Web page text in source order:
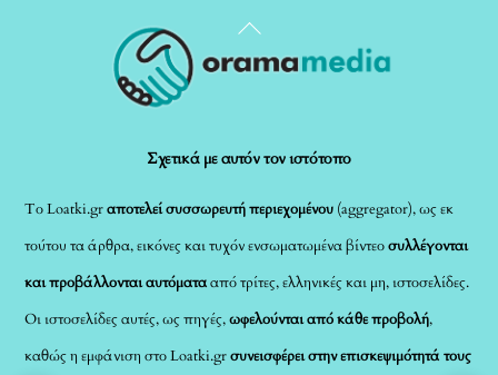
Back
To
Σχετικά με αυτόν τον ιστότοπο
Το Loatki.grαποτελεί συσσωρευτή περιεχομένου (aggregator), ως εκ
τούτου τα άρθρα, εικόνες και τυχόν ενσωματωμένα βίντεοσυλλέγονται
και προβάλλονται αυτόματααπό τρίτες, ελληνικές και μη, ιστοσελίδες.
Οι ιστοσελίδες αυτές, ως πηγές,ωφελούνται από κάθε προβολή,
καθώς η εμφάνιση στο Loatki.grσυνεισφέρει στην επισκεψιμότητά τους